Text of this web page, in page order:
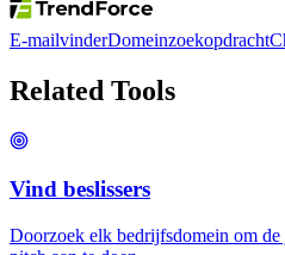
E-mailvinderDomeinzoekopdracht
Related Tools
Vind beslissers
Doorzoek elk bedrijfsdomein om